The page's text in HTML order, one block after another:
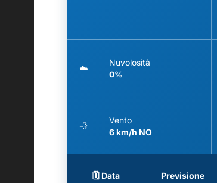
☁️
Nuvolosità
0%
💨
Vento
6 km/h NO
🗓️ Data Previsione